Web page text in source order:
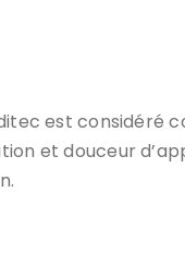
est considéré
et douceur